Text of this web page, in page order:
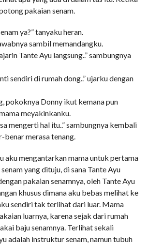
pakaian senam.
ya?” tanyaku heran.
sambil memandangku.
Tante Ayu langsung..” sambungnya
sendiri di rumah dong..” ujarku dengan
pokoknya Donny ikut kemana pun
meyakinkanku.
mengerti hal itu..” sambungnya kembali
benar merasa tenang.
aku mengantarkan mama untuk pertama
yang dituju, di sana Tante Ayu
pakaian senamnya, oleh Tante Ayu
khusus dimana aku bebas melihat ke
sendiri tak terlihat dari luar. Mama
luarnya, karena sejak dari rumah
baju senamnya. Terlihat sekali
adalah instruktur senam, namun tubuh